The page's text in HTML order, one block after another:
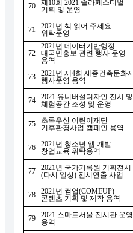
70 제 10회 2021 솔라페스티벌
기획 및 운영
71 2021년 책 읽어 주세요
위탁운영
72
2021년 데이터기반행정
대국민홍보 관련 행사 운영
용역
73 2021년 제 4회 세종건축문화제
행사운영 용역
74 2021 유니버설디자인 전시 및
체험공간 조성 및 운영
75
초록우산 어린이재단
기후환경사업 캠페인 용역
76 2021년 청소년 앱 개발
창업교육 위탁용역
77 2021년 국가기록원 기획전시
(다시 일상) 전시연출 사업
78 2021년 컴업(COMEUP)
콘텐츠 기획 및 제작 용역
79 2021 스마트서울 전시관 운영
용역